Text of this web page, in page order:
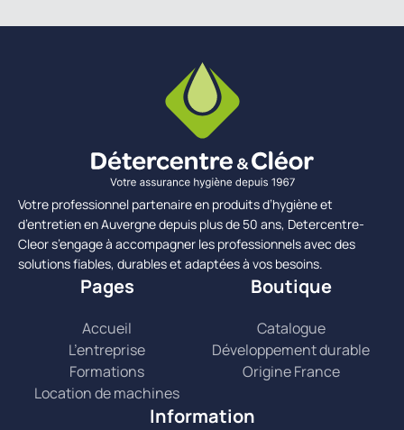
Votre professionnel partenaire en produits d’hygiène et
d’entretien en Auvergne depuis plus de 50 ans, Detercentre-
Cleor s’engage à accompagner les professionnels avec des
solutions fiables, durables et adaptées à vos besoins.
Pages
Accueil
L’entreprise
Formations
Location de machines
Boutique
Catalogue
Développement durable
Origine France
Information